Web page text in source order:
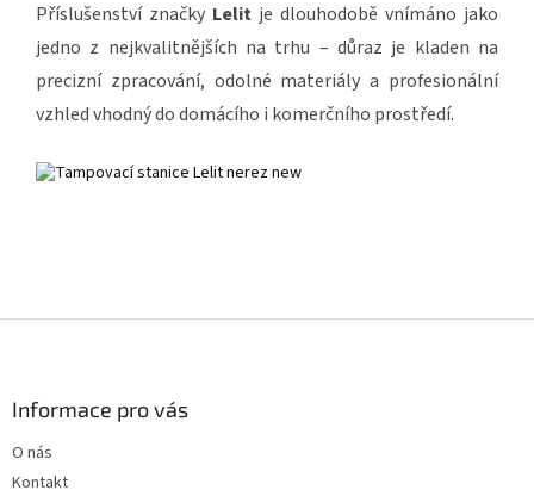
Příslušenství značky Lelit je dlouhodobě vnímáno jako
jedno z nejkvalitnějších na trhu – důraz je kladen na
precizní zpracování, odolné materiály a profesionální
vzhled vhodný do domácího i komerčního prostředí.
Informace pro vás
O nás
Kontakt